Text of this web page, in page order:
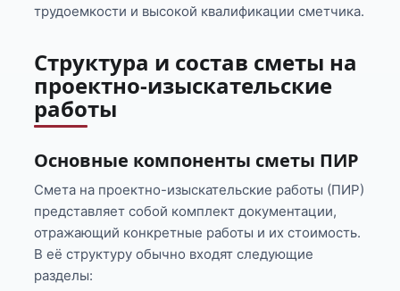
трудоемкости и высокой квалификации сметчика.
Структура и состав сметы на
проектно-изыскательские
работы
Основные компоненты сметы ПИР
Смета на проектно-изыскательские работы (ПИР)
представляет собой комплект документации,
отражающий конкретные работы и их стоимость.
В её структуру обычно входят следующие
разделы: